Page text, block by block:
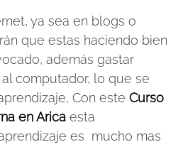
ya sea en blogs o
que estas haciendo bien
además gastar
computador, lo que se
Con este Curso
en Arica esta
es mucho mas